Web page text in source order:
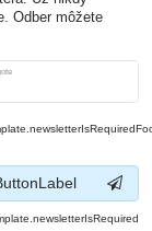
Odber môžete